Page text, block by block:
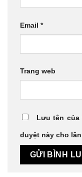
Email *
Trang web
Lưu tên của
duyệt này cho